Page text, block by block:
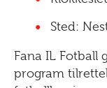
Sted:
Fana IL Fotball
program